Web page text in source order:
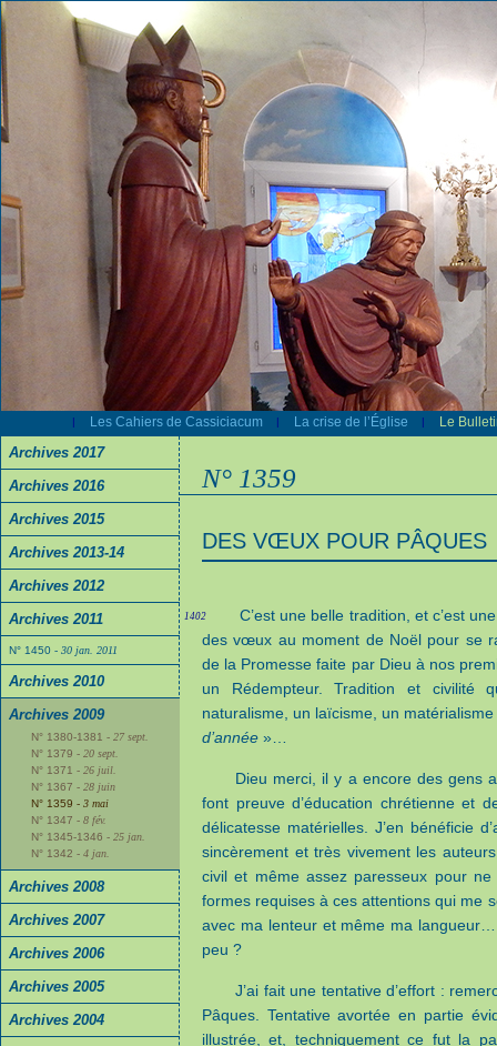
| Les Cahiers de Cassiciacum | La crise de l’Église | Le
Archives 2017
Archives 2016
Archives 2015
Archives 2013-14
Archives 2012
Archives 2011
N° 1450 - 30 jan. 2011
Archives 2010
Archives 2009
N° 1380-1381 - 27 sept.
N° 1379 - 20 sept.
N° 1371 - 26 juil.
N° 1367 - 28 juin
N° 1359 - 3 mai
N° 1347 - 8 fév.
N° 1345-1346 - 25 jan.
N° 1342 - 4 jan.
Archives 2008
Archives 2007
Archives 2006
Archives 2005
Archives 2004
N° 1359
DES VŒUX POUR PÂQUES
1402
C’est une belle tradition, et c’est
des vœux au moment de Noël pour se
de la Promesse faite par Dieu à nos
un Rédempteur. Tradition et
naturalisme, un laïcisme, un
d’année »…
Dieu merci, il y a encore des gens
font preuve d’éducation chrétienne et
délicatesse matérielles. J’en bénéficie
sincèrement et très vivement les
civil et même assez paresseux pour
formes requises à ces attentions qui me
avec ma lenteur et même ma
peu ?
J’ai fait une tentative d’effort :
Pâques. Tentative avortée en partie
illustrée, et, techniquement ce fut la